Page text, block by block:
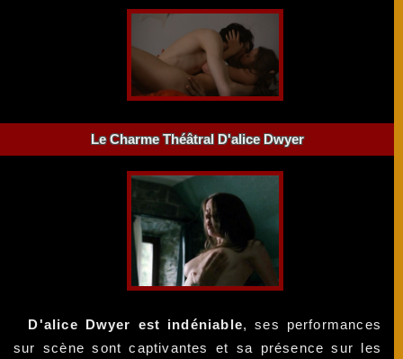
Le Charme Théâtral D'alice Dwyer
D'alice Dwyer est indéniable, ses performances
sur scène sont captivantes et sa présence sur les